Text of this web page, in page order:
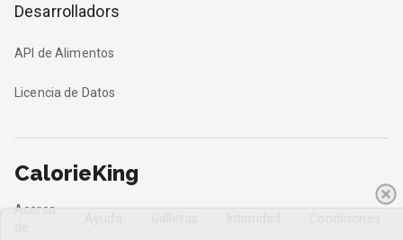
Desarrolladors
API de Alimentos
Licencia de Datos
CalorieKing
Acerca